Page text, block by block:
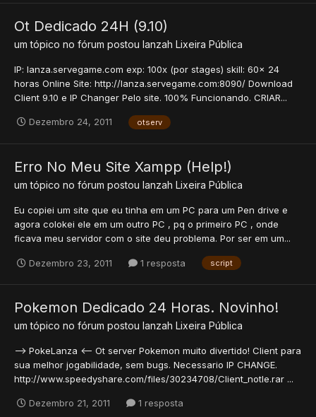
Ot Dedicado 24H (9.10)
um tópico no fórum postou lanzah Lixeira Pública
IP: lanza.servegame.com exp: 100x (por stages) skill: 60x 24
horas Online Site: http://lanza.servegame.com:8090/ Download
Client 9.10 e IP Changer Pelo site. 100% Funcionando. CRIAR...
Dezembro 24, 2011 otserv
Erro No Meu Site Xampp (Help!)
um tópico no fórum postou lanzah Lixeira Pública
Eu copiei um site que eu tinha em um PC para um Pen drive e
agora colokei ele em um outro PC , pq o primeiro PC , onde
ficava meu servidor com o site deu problema. Por ser em um...
Dezembro 23, 2011 1 resposta script
Pokemon Dedicado 24 Horas. Novinho!
um tópico no fórum postou lanzah Lixeira Pública
--> PokeLanza <-- Ot server Pokemon muito divertido! Client para
sua melhor jogabilidade, sem bugs. Necessario IP CHANGE.
http://www.speedyshare.com/files/30234708/Client_notle.rar ...
Dezembro 21, 2011 1 resposta